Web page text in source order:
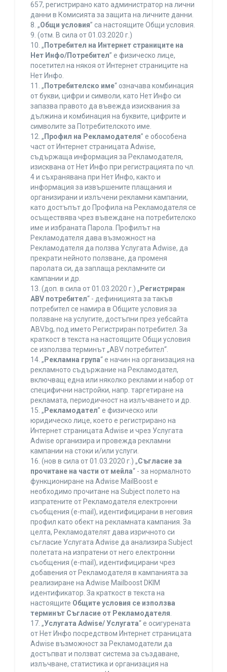
657, регистрирано като администратор на лични
данни в Комисията за защита на личните данни.
8. „Общи условия” са настоящите Общи условия.
9. (отм. В сила от 01.03.2020 г.)
10. „ Потребител на Интернет страниците на
Нет Инфо/Потребител” е физическо лице,
посетител на някоя от Интернет страниците на
Нет Инфо.
11. „ Потребителско име“ означава комбинация
от букви, цифри и символи, като Нет Инфо си
запазва правото да въвежда изисквания за
дължина и комбинация на буквите, цифрите и
символите за Потребителското име.
12. „ Профил на Рекламодателя” е обособена
част от Интернет страницата Adwise,
съдържаща информация за Рекламодателя,
изисквана от Нет Инфо при регистрацията по чл.
4 и съхранявана при Нет Инфо, както и
информация за извършените плащания и
организирани и излъчени рекламни кампании,
като достъпът до Профила на Рекламодателя се
осъществява чрез въвеждане на потребителско
име и избраната Парола. Профилът на
Рекламодателя дава възможност на
Рекламодателя да ползва Услугата Adwise, да
прекрати нейното ползване, да променя
паролата си, да заплаща рекламните си
кампании и др.
13. (доп. в сила от 01.03.2020 г.) „ Регистриран
ABV потребител“ - дефиницията за такъв
потребител се намира в Общите условия за
ползване на услугите, достъпни през уебсайта
ABV.bg, под името Регистриран потребител. За
краткост в текста на настоящите Общи условия
се използва терминът „ABV потребител“.
14. „ Рекламна група“ е начин на организация на
рекламното съдържание на Рекламодател,
включващ една или няколко реклами и набор от
специфични настройки, напр. таргетиране на
рекламата, периодичност на излъчването и др.
15. „ Рекламодател” е физическо или
юридическо лице, което е регистрирано на
Интернет страницата Adwise и чрез Услугата
Adwise организира и провежда рекламни
кампании на стоки и/или услуги.
16. (нов в сила от 01.03.2020 г.) „Съгласие за
прочитане на части от мейла“ - за нормалното
функциониране на Adwise MailBoost е
необходимо прочитане на Subject полето на
изпратените от Рекламодателя електронни
съобщения (e-mail), идентифицирани в неговия
профил като обект на рекламната кампания. За
целта, Рекламодателят дава изричното си
съгласие Услугата Adwise да анализира Subject
полетата на изпратени от него електронни
съобщения (e-mail), идентифицирани чрез
добавения от Рекламодателя в кампанията за
реализиране на Adwise Mailboost DKIM
идентификатор. За краткост в текста на
настоящите Общите условия се използва
терминът Съгласие от Рекламодателя.
17. „Услугата Adwise/ Услугата“ е осигурената
от Нет Инфо посредством Интернет страницата
Adwise възможност за Рекламодатели да
достъпват и ползват система за създаване,
излъчване, статистика и организация на